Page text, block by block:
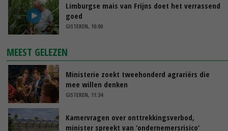
Limburgse mais van Frijns doet het verrassend
goed
GISTEREN, 10:00
MEEST GELEZEN
Ministerie zoekt tweehonderd agrariërs die
mee willen denken
GISTEREN, 11:34
Kamervragen over onttrekkingsverbod,
minister spreekt van ‘ondernemersrisico’